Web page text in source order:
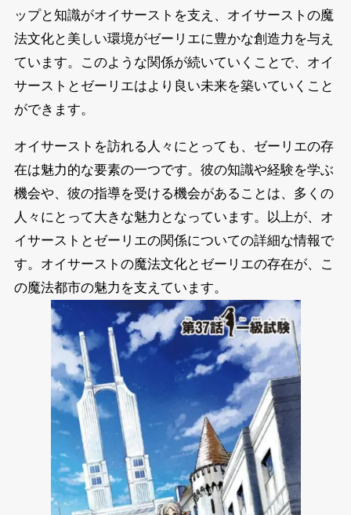
ップと知識がオイサーストを支え、オイサーストの魔
法文化と美しい環境がゼーリエに豊かな創造力を与え
ています。このような関係が続いていくことで、オイ
サーストとゼーリエはより良い未来を築いていくこと
ができます。
オイサーストを訪れる人々にとっても、ゼーリエの存
在は魅力的な要素の一つです。彼の知識や経験を学ぶ
機会や、彼の指導を受ける機会があることは、多くの
人々にとって大きな魅力となっています。以上が、オ
イサーストとゼーリエの関係についての詳細な情報で
す。オイサーストの魔法文化とゼーリエの存在が、こ
の魔法都市の魅力を支えています。